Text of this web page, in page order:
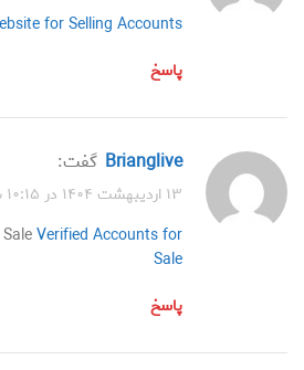
for Selling Accounts
پاسخ
Brianglive گفت:
۱۳ اردیبهشت ۱۴۰۴ در ۱۰:۱۵ ب.ظ
Verified Accounts for
Sale
پاسخ